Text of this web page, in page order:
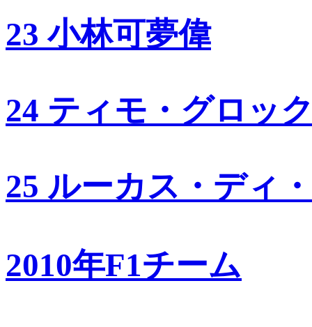
23 小林可夢偉
24 ティモ・グロッ
25 ルーカス・ディ
2010年F1チーム